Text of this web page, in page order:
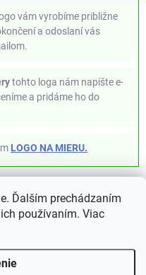
Ďalším prechádzaním
používaním. Viac
vám vyrobíme približne
a odoslaní vás
tohto loga nám napíšte e-
a pridáme ho do
LOGO NA MIERU.
kno.wled.ge ✦